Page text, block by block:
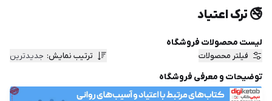
🚭︎ ترک اعتیاد
لیست محصولات فروشگاه
فیلتر محصولات ترتیب نمایش: جدیدترین
توضیحات و معرفی فروشگاه